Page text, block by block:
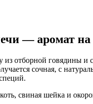
— аромат на
из отборной говядины и
сочная, с
свиная шейка и